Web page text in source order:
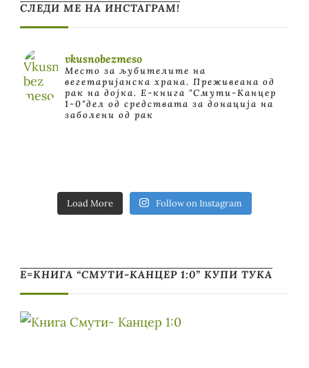
СЛЕДИ МЕ НА ИНСТАГРАМ!
vkusnobezmeso
Место за љубителите на
вегетаријанска храна. Преживеана од
рак на дојка. E-книга "Смути-Канцер
1-0"дел од средствата за донација на
заболени од рак
Load More Follow on Instagram
Е=КНИГА “СМУТИ-КАНЦЕР 1:0” КУПИ ТУКА